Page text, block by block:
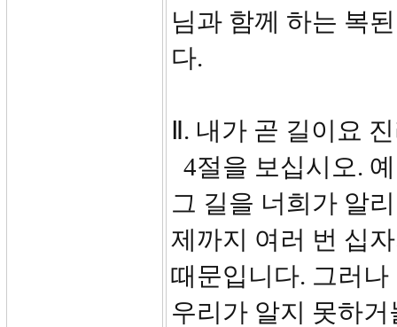
님과 함께 하는 복
다.
Ⅱ. 내가 곧 길이요
4절을 보십시오.
그 길을 너희가 알
제까지 여러 번 십
때문입니다. 그러
우리가 알지 못하